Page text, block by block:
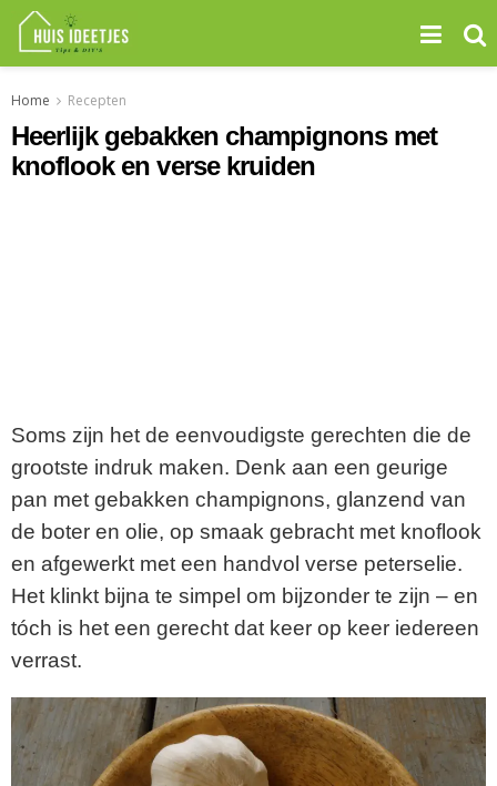
Home Recepten
Heerlijk gebakken champignons met
knoflook en verse kruiden
Soms zijn het de eenvoudigste gerechten die de
grootste indruk maken. Denk aan een geurige
pan met gebakken champignons, glanzend van
de boter en olie, op smaak gebracht met knoflook
en afgewerkt met een handvol verse peterselie.
Het klinkt bijna te simpel om bijzonder te zijn – en
tóch is het een gerecht dat keer op keer iedereen
verrast.